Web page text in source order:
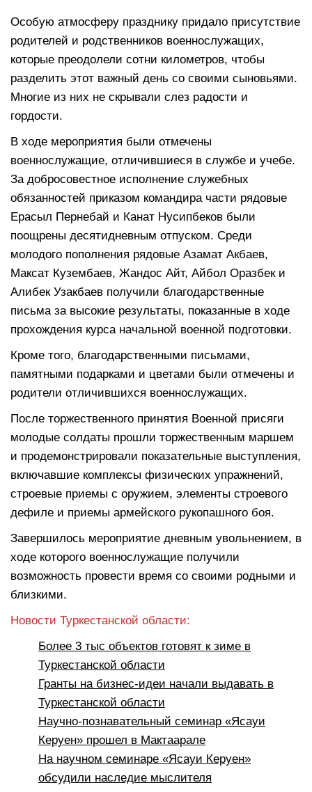
Особую атмосферу празднику придало присутствие
родителей и родственников военнослужащих,
которые преодолели сотни километров, чтобы
разделить этот важный день со своими сыновьями.
Многие из них не скрывали слез радости и
гордости.
В ходе мероприятия были отмечены
военнослужащие, отличившиеся в службе и учебе.
За добросовестное исполнение служебных
обязанностей приказом командира части рядовые
Ерасыл Пернебай и Канат Нусипбеков были
поощрены десятидневным отпуском. Среди
молодого пополнения рядовые Азамат Акбаев,
Максат Кузембаев, Жандос Айт, Айбол Оразбек и
Алибек Узакбаев получили благодарственные
письма за высокие результаты, показанные в ходе
прохождения курса начальной военной подготовки.
Кроме того, благодарственными письмами,
памятными подарками и цветами были отмечены и
родители отличившихся военнослужащих.
После торжественного принятия Военной присяги
молодые солдаты прошли торжественным маршем
и продемонстрировали показательные выступления,
включавшие комплексы физических упражнений,
строевые приемы с оружием, элементы строевого
дефиле и приемы армейского рукопашного боя.
Завершилось мероприятие дневным увольнением, в
ходе которого военнослужащие получили
возможность провести время со своими родными и
близкими.
Новости Туркестанской области:
Более 3 тыс объектов готовят к зиме в
Туркестанской области
Гранты на бизнес-идеи начали выдавать в
Туркестанской области
Научно-познавательный семинар «Ясауи
Керуен» прошел в Мактаарале
На научном семинаре «Ясауи Керуен»
обсудили наследие мыслителя